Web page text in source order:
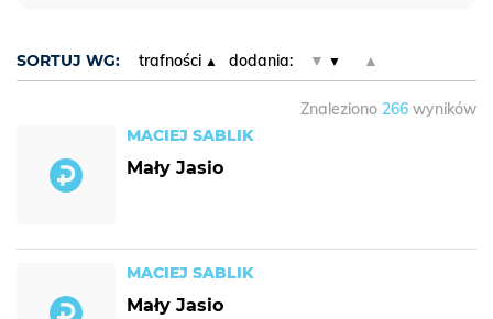
SORTUJ WG: trafności dodania: ▼ ▲
Znaleziono 266 wyników
MACIEJ SABLIK
Mały Jasio
MACIEJ SABLIK
Mały Jasio